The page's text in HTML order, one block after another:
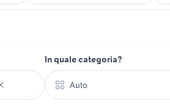
In quale categoria?
Auto